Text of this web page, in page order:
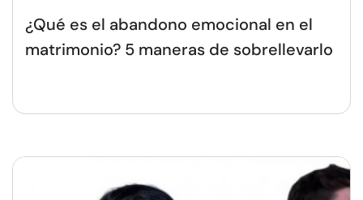
¿Qué es el abandono emocional en el
matrimonio? 5 maneras de sobrellevarlo